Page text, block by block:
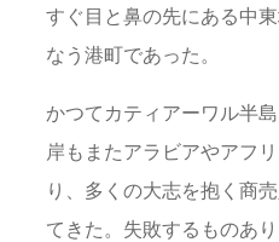
すぐ目と鼻の先にある中
なう港町であった。
かつてカティアーワル半
岸もまたアラビアやアフ
り、多くの大志を抱く商
てきた。失敗するものあ